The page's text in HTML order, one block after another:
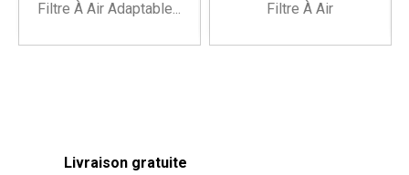
Filtre À Air Adaptable... Filtre À Air
Livraison gratuite